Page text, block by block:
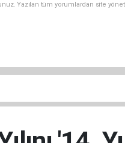
Yazılan tüm yorumlardan site